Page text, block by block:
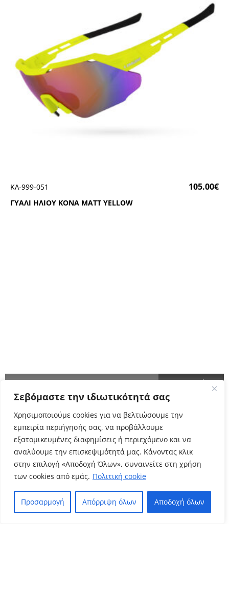
Σεβόμαστε την ιδιωτικότητά σας
Χρησιμοποιούμε cookies για να βελτιώσουμε την
εμπειρία περιήγησής σας, να προβάλλουμε
εξατομικευμένες διαφημίσεις ή περιεχόμενο και να
αναλύουμε την επισκεψιμότητά μας. Κάνοντας κλικ
στην επιλογή «Αποδοχή Όλων», συναινείτε στη χρήση
των cookies από εμάς. Πολιτική cookie
Προσαρμογή Απόρριψη όλων Αποδοχή όλων
ΓΥΑΛΙ ΗΛΙΟΥ ΚΟΝΑ ΜΑΤΤ ΥΕLLΟW
ΚΛ-999-051 105.00€